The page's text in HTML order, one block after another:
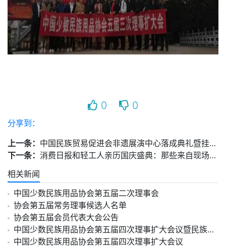
0 0
分享到：
上一条： 中国民族贸易促进会非遗展演中心落成典礼暨挂牌仪式在京举行
下一条： 消费日报和轻工人亲历国庆盛典：那些来自现场的振奋与感动
相关新闻
中国少数民族用品协会第五届二次理事会
协会第五届常务理事候选人名单
协会第五届会员代表大会公告
中国少数民族用品协会第五届四次理事扩大会议暨民族工艺美术分会成立大会圆满成功
中国少数民族用品协会第五届四次理事扩大会议